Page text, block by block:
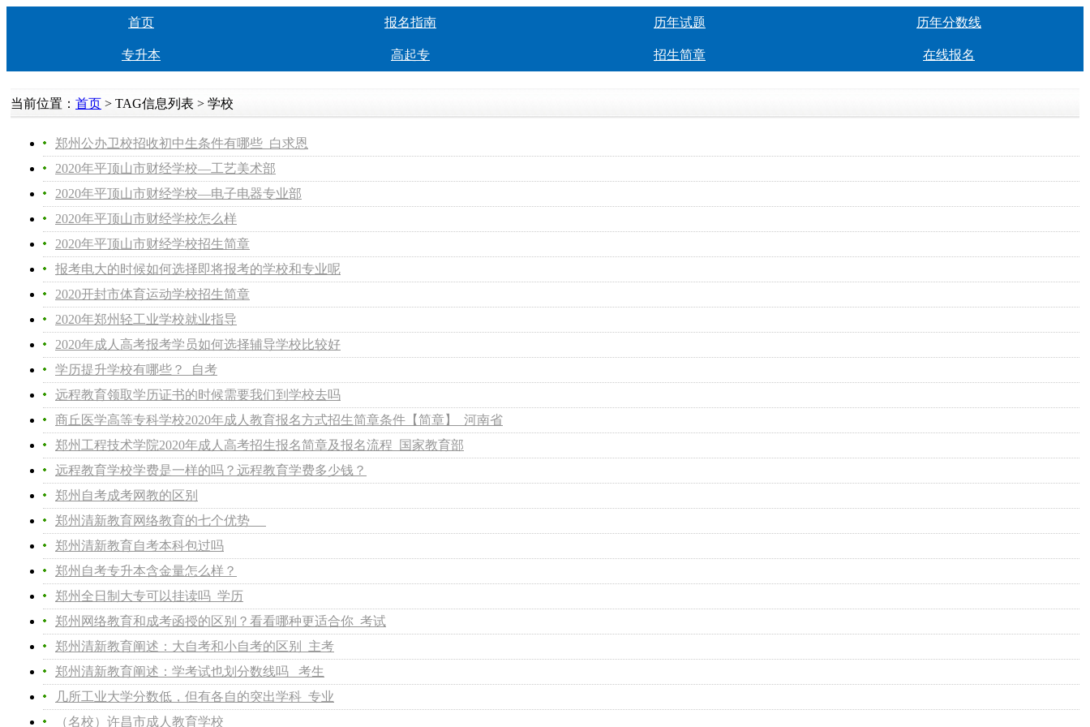
首页 报名指南 历年试题 历年分数线
专升本 高起专 招生简章 在线报名
当前位置： 首页 > TAG信息列表 > 学校
郑州公办卫校招收初中生条件有哪些_白求恩
2020年平顶山市财经学校—工艺美术部
2020年平顶山市财经学校—电子电器专业部
2020年平顶山市财经学校怎么样
2020年平顶山市财经学校招生简章
报考电大的时候如何选择即将报考的学校和专业呢
2020开封市体育运动学校招生简章
2020年郑州轻工业学校就业指导
2020年成人高考报考学员如何选择辅导学校比较好
学历提升学校有哪些？_自考
远程教育领取学历证书的时候需要我们到学校去吗
商丘医学高等专科学校2020年成人教育报名方式招生简章条件【简章】_河南省
郑州工程技术学院2020年成人高考招生报名简章及报名流程_国家教育部
远程教育学校学费是一样的吗？远程教育学费多少钱？
郑州自考成考网教的区别
郑州清新教育网络教育的七个优势
郑州清新教育自考本科包过吗
郑州自考专升本含金量怎么样？
郑州全日制大专可以挂读吗_学历
郑州网络教育和成考函授的区别？看看哪种更适合你_考试
郑州清新教育阐述：大自考和小自考的区别_主考
郑州清新教育阐述：学考试也划分数线吗 _考生
几所工业大学分数低，但有各自的突出学科_专业
（名校）许昌市成人教育学校